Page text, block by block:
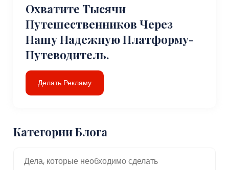
Охватите Тысячи
Путешественников Через
Нашу Надежную Платформу-
Путеводитель.
Делать Рекламу
Категории Блога
Дела, которые необходимо сделать